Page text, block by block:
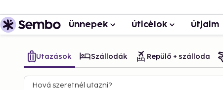
Ünnepek Úticélok Útjaim
Utazások Szállodák Repülő + szálloda
Hová szeretnél utazni?